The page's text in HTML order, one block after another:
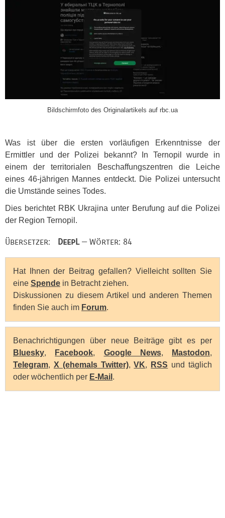
Bildschirmfoto des Originalartikels auf rbc.ua
Was ist über die ersten vorläufigen Erkenntnisse der
Ermittler und der Polizei bekannt? In Ternopil wurde in
einem der territorialen Beschaffungszentren die Leiche
eines 46-jährigen Mannes entdeckt. Die Polizei untersucht
die Umstände seines Todes.
Dies berichtet RBK Ukrajina unter Berufung auf die Polizei
der Region Ternopil.
Übersetzer: DeepL— Wörter: 84
Hat Ihnen der Beitrag gefallen? Vielleicht sollten Sie
eine Spende in Betracht ziehen.
Diskussionen zu diesem Artikel und anderen Themen
finden Sie auch im Forum.
Benachrichtigungen über neue Beiträge gibt es per
Bluesky, Facebook, Google News, Mastodon,
Telegram, X (ehemals Twitter),VK, RSS und täglich
oder wöchentlich per E-Mail .